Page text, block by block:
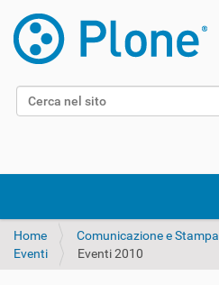
Cerca nel sito
Home Comunicazione e Stampa
Eventi
Eventi 2010